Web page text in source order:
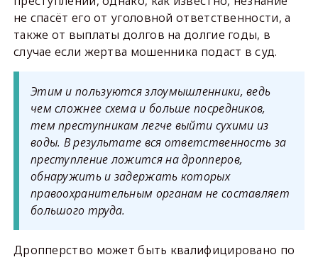
не спасёт его от уголовной ответственности, а
также от выплаты долгов на долгие годы, в
случае если жертва мошенника подаст в суд.
Этим и пользуются злоумышленники, ведь
чем сложнее схема и больше посредников,
тем преступникам легче выйти сухими из
воды. В результате вся ответственность за
преступление ложится на дропперов,
обнаружить и задержать которых
правоохранительным органам не составляет
большого труда.
Дропперство может быть квалифицировано по